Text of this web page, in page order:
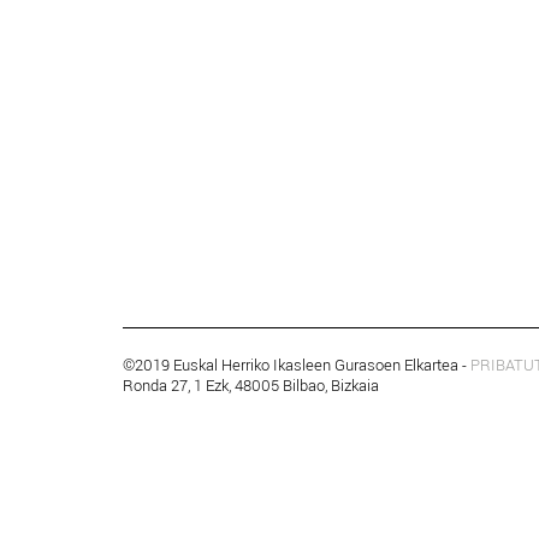
©2019 Euskal Herriko Ikasleen Gurasoen Elkartea -
Ronda 27, 1 Ezk, 48005 Bilbao, Bizkaia